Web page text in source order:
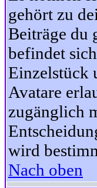
gehört zu
Beiträge du
befindet
Einzelstück
Avatare
zugänglich
wird
Nach oben